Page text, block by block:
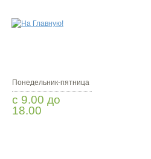
Понедельник-пятница
с 9.00 до
18.00